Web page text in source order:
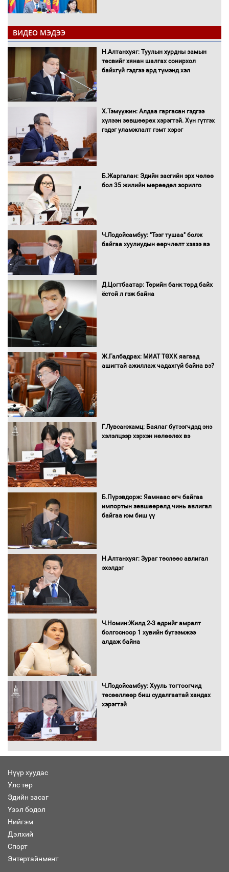
мэндийн салбар хамаарахгүй
Нөөцийн махны худалдаа,
борлуулалтыг нээлттэй ил тод
болгоно
төлөвлөгөө”-гөө танилцуулна
худалдан авах журмыг баталлаа
Бүх шатанд хэмнэлтийн горимд
орчныг бүрдүүллээ
ВИДЕО МЭДЭЭ
Н.Алтанхуяг: Туулын хурдны замын
төсвийг хянан шалгах сонирхол
байхгүй гэдгээ ард түмэнд хэл
Х.Тэмүүжин: Алдаа гаргасан гэдгээ
хүлээн зөвшөөрөх хэрэгтэй. Хүн гүтгэх
гэдэг уламжлалт гэмт хэрэг
Б.Жаргалан: Эдийн засгийн эрх чөлөө
бол 35 жилийн мөрөөдөл зорилго
Ч.Лодойсамбуу: "Тээг тушаа" болж
байгаа хуулиудын өөрчлөлт хэзээ вэ
Д.Цогтбаатар: Төрийн банк төрд байх
ёстой л гэж байна
Ж.Галбадрах: МИАТ ТӨХК яагаад
ашигтай ажиллаж чадахгүй байна вэ?
Г.Лувсанжамц: Баялаг бүтээгчдэд энэ
хэлэлцээр хэрхэн нөлөөлөх вэ
Б.Пүрэвдорж: Яамнаас өгч байгаа
импортын зөвшөөрөлд чинь авлигал
байгаа юм биш үү
Н.Алтанхуяг: Зураг төслөөс авлигал
эхэлдэг
Ч.Номин:Жилд 2-3 өдрийг амралт
болгосноор 1 хувийн бүтээмжээ
алдаж байна
Ч.Лодойсамбуу: Хууль тогтоогчид
төсөөллөөр биш судалгаатай хандах
хэрэгтэй
Нүүр хуудас
Улс төр
Эдийн засаг
Үзэл бодол
Нийгэм
Дэлхий
Спорт
Энтертайнмент